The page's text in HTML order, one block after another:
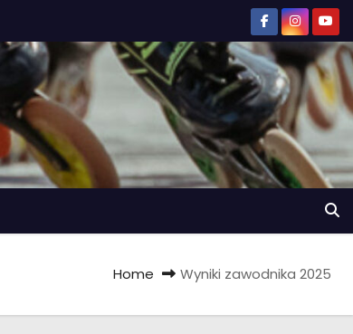
Home Wyniki zawodnika 2025